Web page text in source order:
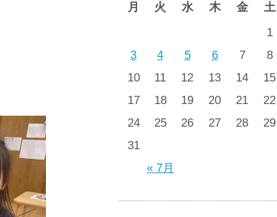
月
火 水 木 金 土
« 7月
1
3
4 5 6 7 8
10
11 12 13 14 15
17
18 19 20 21 22
24
25 26 27 28 29
31